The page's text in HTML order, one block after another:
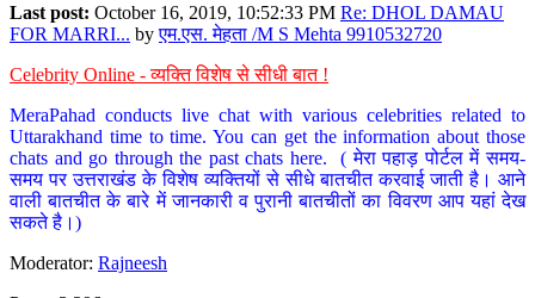
Last post: October 16, 2019, 10:52:33 PM Re: DHOL DAMAU
FOR MARRI... byएम.एस. मेहता /M S Mehta 9910532720
Celebrity Online - व्यक्ति विशेष से सीधी बात !
MeraPahad conducts live chat with various celebrities related to
Uttarakhand time to time. You can get the information about those
chats and go through the past chats here. ( मेरा पहाड़ पोर्टल में समय-
समय पर उत्तराखंड के विशेष व्यक्तियों से सीधे बातचीत करवाई जाती है। आने
वाली बातचीत के बारे में जानकारी व पुरानी बातचीतों का विवरण आप यहां देख
सकते है।)
Moderator: Rajneesh